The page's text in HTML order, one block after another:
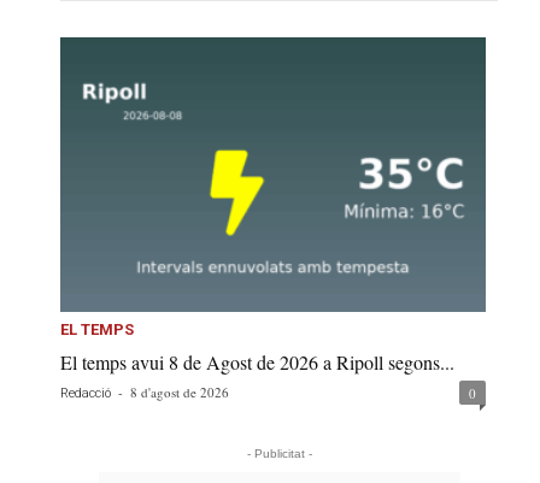
EL TEMPS
El temps avui 8 de Agost de 2026 a Ripoll segons...
Redacció - 8 d'agost de 2026 0
- Publicitat -